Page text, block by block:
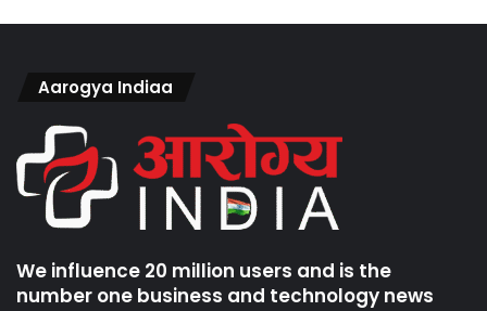
Aarogya Indiaa
We influence 20 million users and is the
number one business and technology news